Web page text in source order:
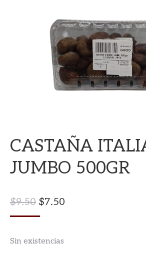
CASTAÑA
JUMBO 500GR
$9.50 El
Precio
Era:
$7.50
Sin existencias